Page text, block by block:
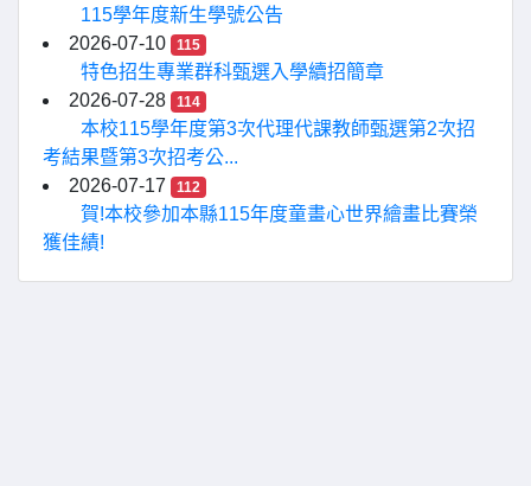
115學年度新生學號公告
2026-07-10
115
特色招生專業群科甄選入學續招簡章
2026-07-28
114
本校115學年度第3次代理代課教師甄選第2次招
考結果暨第3次招考公...
2026-07-17
112
賀!本校參加本縣115年度童畫心世界繪畫比賽榮
獲佳績!